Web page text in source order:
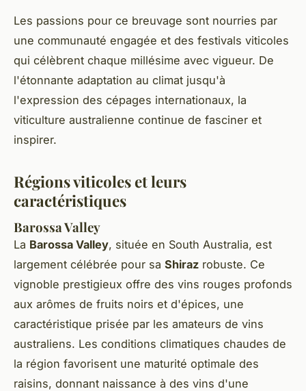
Les passions pour ce breuvage sont nourries par
une communauté engagée et des festivals viticoles
qui célèbrent chaque millésime avec vigueur. De
l'étonnante adaptation au climat jusqu'à
l'expression des cépages internationaux, la
viticulture australienne continue de fasciner et
inspirer.
Régions viticoles et leurs
caractéristiques
Barossa Valley
La Barossa Valley, située en South Australia, est
largement célébrée pour sa Shiraz robuste. Ce
vignoble prestigieux offre des vins rouges profonds
aux arômes de fruits noirs et d'épices, une
caractéristique prisée par les amateurs de vins
australiens. Les conditions climatiques chaudes de
la région favorisent une maturité optimale des
raisins, donnant naissance à des vins d'une